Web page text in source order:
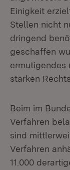
Einigkeit
Stellen nicht
dringend
geschaffen
ermutigendes
starken
Beim im
Verfahren
sind
Verfahren
11.000